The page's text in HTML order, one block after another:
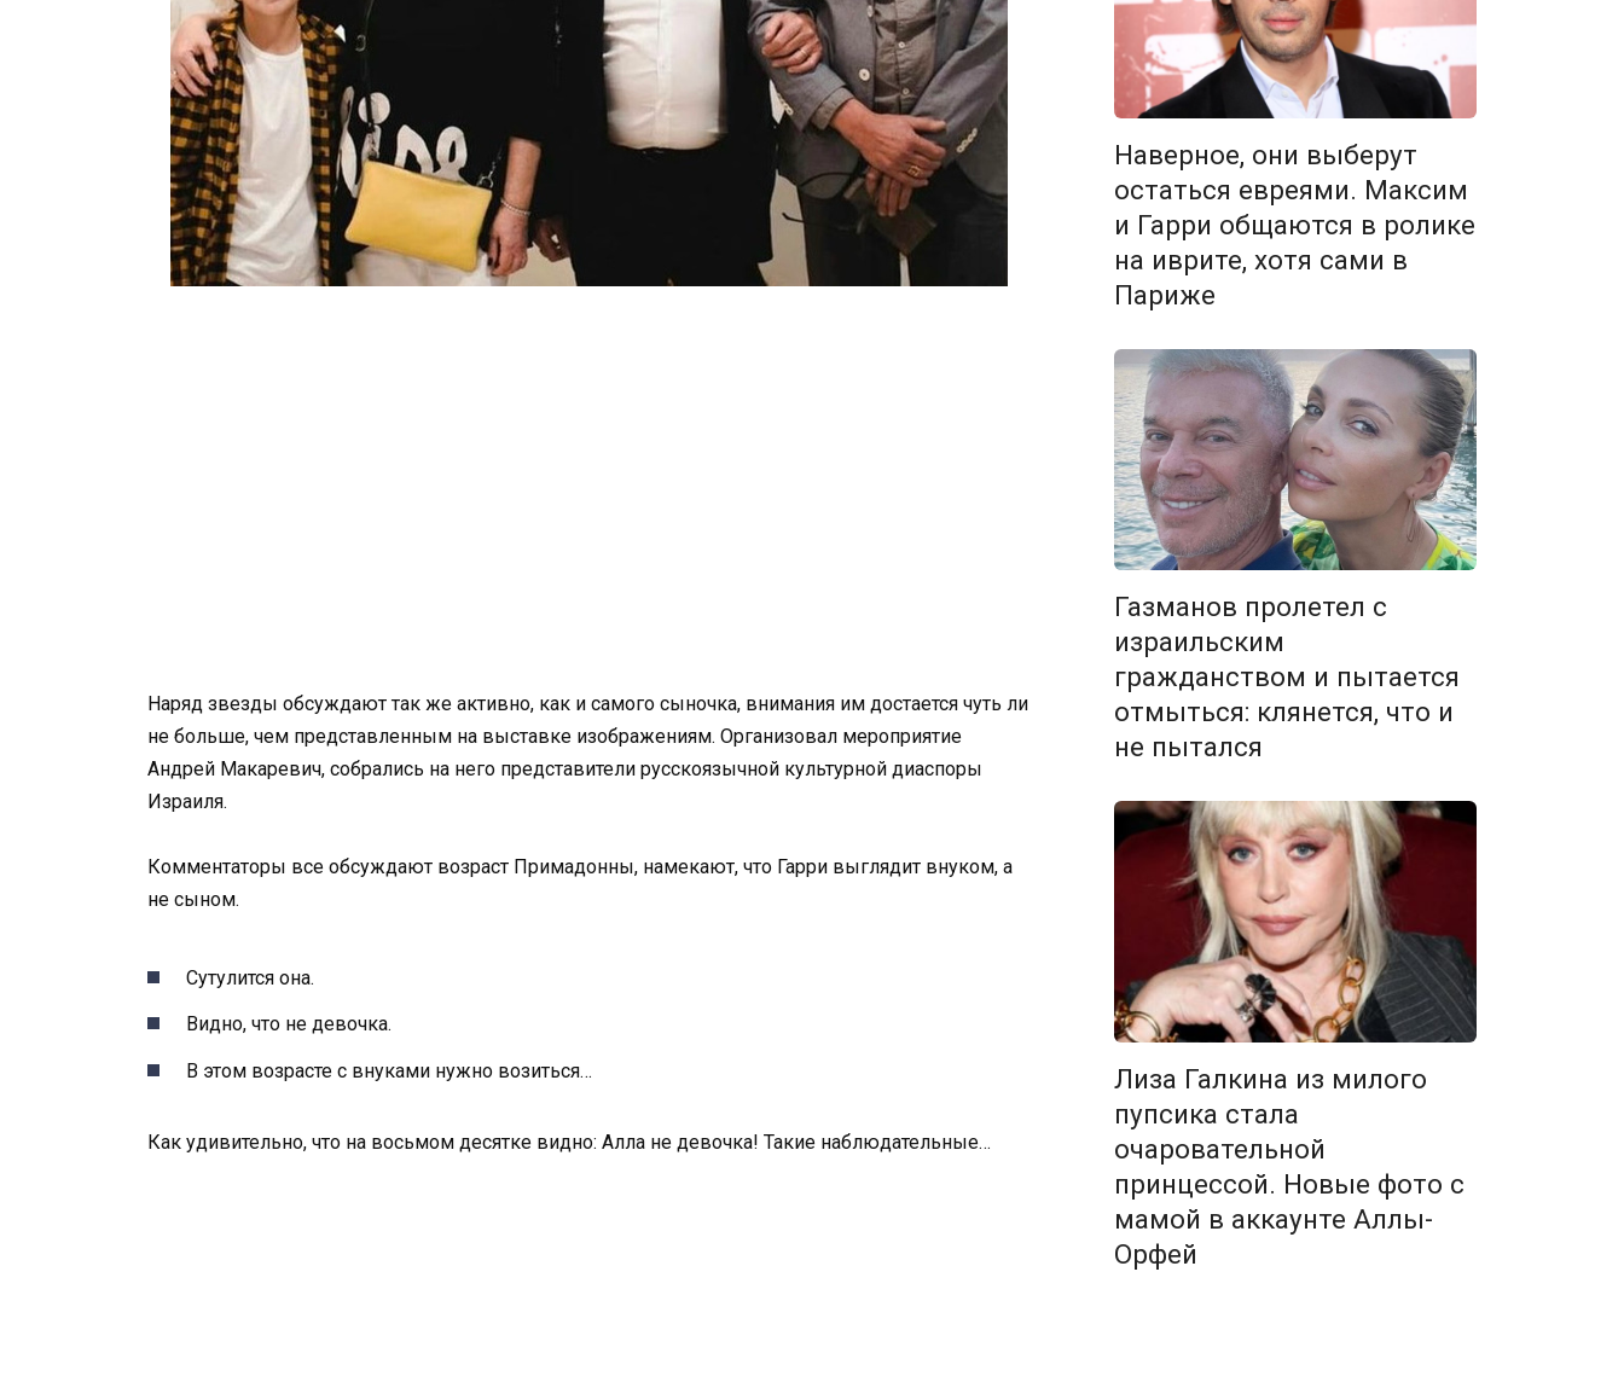
Наряд звезды обсуждают так же активно, как и самого сыночка, внимания им достается чуть ли
не больше, чем представленным на выставке изображениям. Организовал мероприятие
Андрей Макаревич, собрались на него представители русскоязычной культурной диаспоры
Израиля.
Комментаторы все обсуждают возраст Примадонны, намекают, что Гарри выглядит внуком, а
не сыном.
Сутулится она.
Видно, что не девочка.
В этом возрасте с внуками нужно возиться…
Как удивительно, что на восьмом десятке видно: Алла не девочка! Такие наблюдательные…
Наверное, они выберут
остаться евреями. Максим
и Гарри общаются в ролике
на иврите, хотя сами в
Париже
Газманов пролетел с
израильским
гражданством и пытается
отмыться: клянется, что и
не пытался
Лиза Галкина из милого
пупсика стала
очаровательной
принцессой. Новые фото с
мамой в аккаунте Аллы-
Орфей